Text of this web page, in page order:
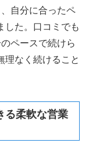
自分に合ったペ
した。口コミでも
ペースで続けら
理なく続けること
る柔軟な営業